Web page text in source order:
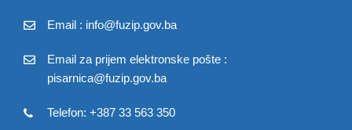
Email : info@fuzip.gov.ba
Email za prijem elektronske pošte :
pisarnica@fuzip.gov.ba
Telefon: +387 33 563 350